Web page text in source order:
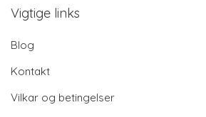
Vigtige links
Blog
Kontakt
Vilkar og betingelser